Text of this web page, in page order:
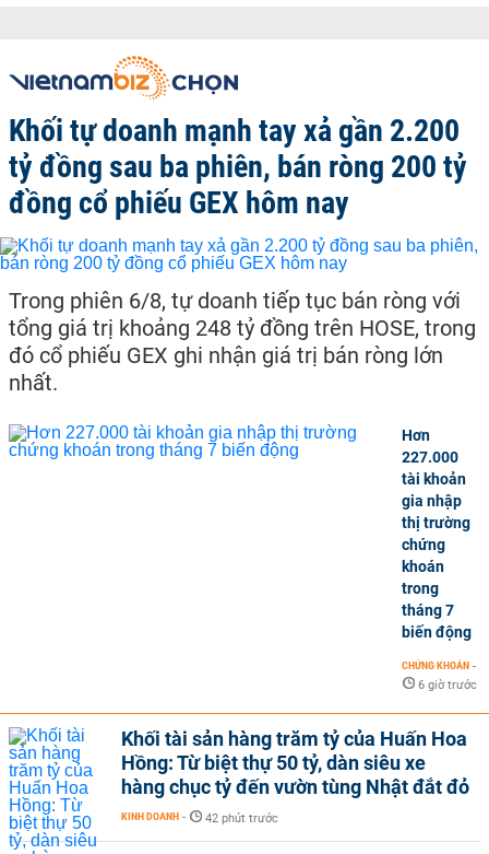
Khối tự doanh mạnh tay xả gần 2.200
tỷ đồng sau ba phiên, bán ròng 200 tỷ
đồng cổ phiếu GEX hôm nay
Trong phiên 6/8, tự doanh tiếp tục bán ròng với
tổng giá trị khoảng 248 tỷ đồng trên HOSE, trong
đó cổ phiếu GEX ghi nhận giá trị bán ròng lớn
nhất.
Hơn
227.000
tài khoản
gia nhập
thị trường
chứng
khoán
trong
tháng 7
biến động
CHỨNG KHOÁN -
6 giờ trước
Khối tài sản hàng trăm tỷ của Huấn Hoa
Hồng: Từ biệt thự 50 tỷ, dàn siêu xe
hàng chục tỷ đến vườn tùng Nhật đắt đỏ
KINH DOANH - 42 phút trước